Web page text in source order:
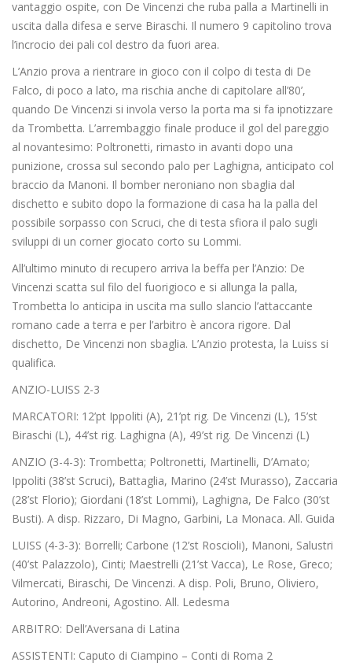
vantaggio ospite, con De Vincenzi che ruba palla a Martinelli in
uscita dalla difesa e serve Biraschi. Il numero 9 capitolino trova
l’incrocio dei pali col destro da fuori area.
L’Anzio prova a rientrare in gioco con il colpo di testa di De
Falco, di poco a lato, ma rischia anche di capitolare all’80’,
quando De Vincenzi si invola verso la porta ma si fa ipnotizzare
da Trombetta. L’arrembaggio finale produce il gol del pareggio
al novantesimo: Poltronetti, rimasto in avanti dopo una
punizione, crossa sul secondo palo per Laghigna, anticipato col
braccio da Manoni. Il bomber neroniano non sbaglia dal
dischetto e subito dopo la formazione di casa ha la palla del
possibile sorpasso con Scruci, che di testa sfiora il palo sugli
sviluppi di un corner giocato corto su Lommi.
All’ultimo minuto di recupero arriva la beffa per l’Anzio: De
Vincenzi scatta sul filo del fuorigioco e si allunga la palla,
Trombetta lo anticipa in uscita ma sullo slancio l’attaccante
romano cade a terra e per l’arbitro è ancora rigore. Dal
dischetto, De Vincenzi non sbaglia. L’Anzio protesta, la Luiss si
qualifica.
ANZIO-LUISS 2-3
MARCATORI: 12’pt Ippoliti (A), 21’pt rig. De Vincenzi (L), 15’st
Biraschi (L), 44’st rig. Laghigna (A), 49’st rig. De Vincenzi (L)
ANZIO (3-4-3): Trombetta; Poltronetti, Martinelli, D’Amato;
Ippoliti (38’st Scruci), Battaglia, Marino (24’st Murasso), Zaccaria
(28’st Florio); Giordani (18’st Lommi), Laghigna, De Falco (30’st
Busti). A disp. Rizzaro, Di Magno, Garbini, La Monaca. All. Guida
LUISS (4-3-3): Borrelli; Carbone (12’st Roscioli), Manoni, Salustri
(40’st Palazzolo), Cinti; Maestrelli (21’st Vacca), Le Rose, Greco;
Vilmercati, Biraschi, De Vincenzi. A disp. Poli, Bruno, Oliviero,
Autorino, Andreoni, Agostino. All. Ledesma
ARBITRO: Dell’Aversana di Latina
ASSISTENTI: Caputo di Ciampino – Conti di Roma 2